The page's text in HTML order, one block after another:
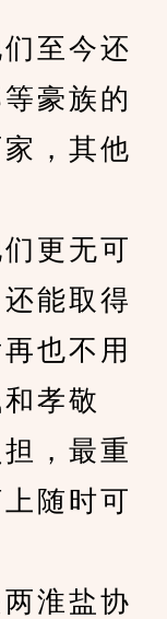
至今还
豪族的
，其他
更无可
能取得
也不用
孝敬
，最重
随时可
淮盐协